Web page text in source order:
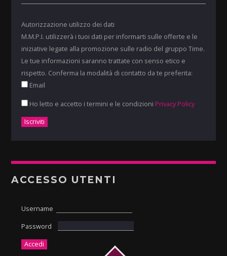
Autorizzazione utilizzo dei dati
M.M.P.I. utilizzerà i tuoi dati per informarti sulle offerte e le
iniziative legate alla promozione sulle radio del gruppo Time.
Le tue informazioni saranno trattate con senso etico e
rispetto. Conferma la modalità di contatto da te preferita:
Email
Ho letto e accetto i termini e le condizioni Privacy Policy
ACCESSO UTENTI
Username
Password